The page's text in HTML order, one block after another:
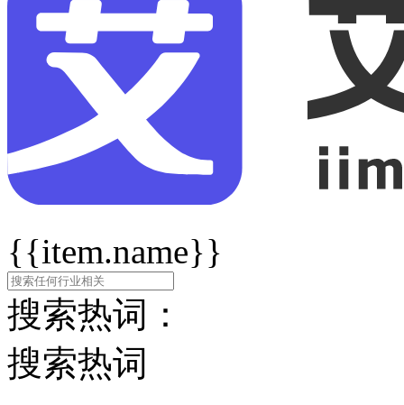
{{item.name}}
搜索热词：
搜索热词